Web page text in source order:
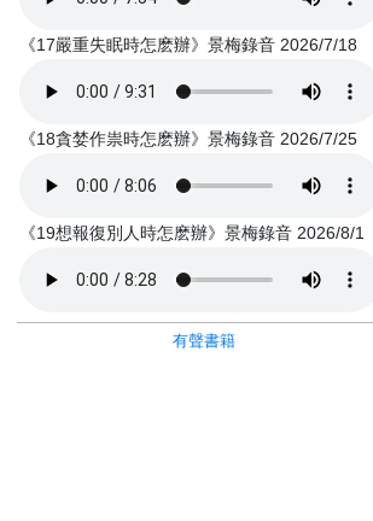
《17嚴重失眠時怎麽辦》景梅錄音 2026/7/18
《18貪婪作祟時怎麽辦》景梅錄音 2026/7/25
《19想報復別人時怎麽辦》景梅錄音 2026/8/1
有聲書籍